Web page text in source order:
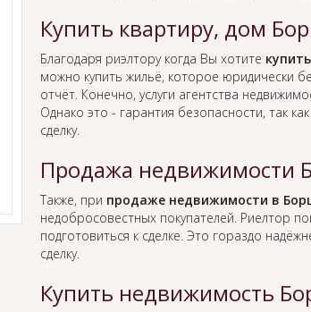
Купить квартиру, дом
Благодаря риэлтору когда Вы хотите
можно купить жильё, которое юридически
отчёт. Конечно, услуги агентства
Однако это - гарантия безопасности, так
сделку.
Продажа недвижимости
Также, при продаже недвижимости в
недобросовестных покупателей. Риелтор
подготовиться к сделке. Это гораздо
сделку.
Купить недвижимость